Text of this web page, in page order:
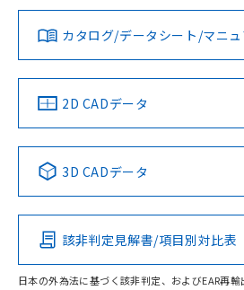
ダウンロードデータをご利用いただ
みください。
ソフトウェアの使用条件
対応済み
中国 RoHS 注意事項・凡例
Pb Hg
O
カタログ/データシート/マニ
2D CADデータ
3D CADデータ
該非判定見解書/項目別対比表
日本の外為法に基づく該非判定、およびEAR再